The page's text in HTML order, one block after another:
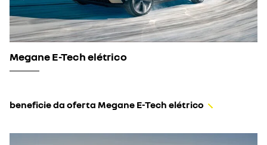
Megane E-Tech elétrico
beneficie da oferta Megane E-Tech elétrico